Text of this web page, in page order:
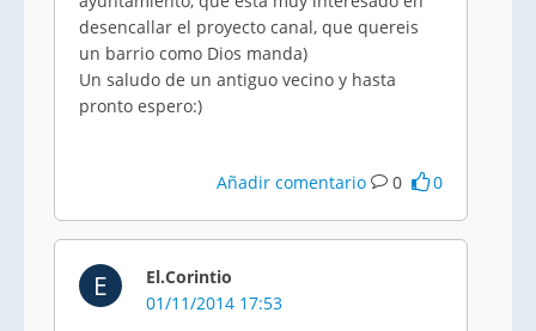
desencallar el proyecto canal, que quereis
un barrio como Dios manda)
Un saludo de un antiguo vecino y hasta
pronto espero:)
Añadir comentario 0 0
E
El.Corintio
01/11/2014 17:53